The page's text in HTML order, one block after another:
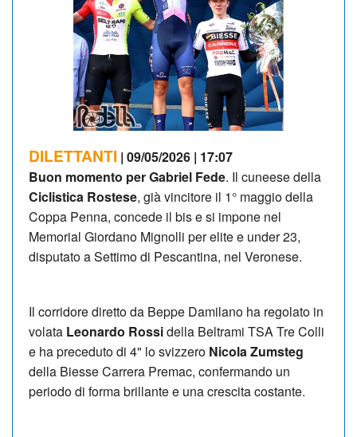
NEWSLETTER
DILETTANTI | 09/05/2026 | 17:07
Buon momento per Gabriel Fede
Ciclistica Rostese, già vincitore il 1° maggio della
Coppa Penna, concede il bis e si impone nel
Memorial Giordano Mignolli per elite e under 23,
disputato a Settimo di Pescantina, nel Veronese.
Il corridore diretto da Beppe Damilano ha regolato in
volata Leonardo Rossi della Beltrami TSA Tre Colli
e ha preceduto di 4" lo svizzero Nicola Zumsteg
della Biesse Carrera Premac, confermando un
periodo di forma brillante e una crescita costante.